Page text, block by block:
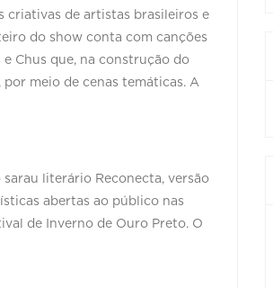
criativas de artistas brasileiros e
do show conta com canções
Chus que, na construção do
meio de cenas temáticas. A
literário Reconecta, versão
abertas ao público nas
de Inverno de Ouro Preto. O